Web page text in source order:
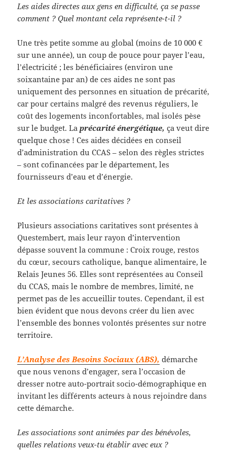
Les aides directes aux gens en difficulté, ça se passe
comment ? Quel montant cela représente-t-il ?
Une très petite somme au global (moins de 10 000 €
sur une année), un coup de pouce pour payer l’eau,
l’électricité ; les bénéficiaires (environ une
soixantaine par an) de ces aides ne sont pas
uniquement des personnes en situation de précarité,
car pour certains malgré des revenus réguliers, le
coût des logements inconfortables, mal isolés pèse
sur le budget. Laprécarité énergétique,ça veut dire
quelque chose ! Ces aides décidées en conseil
d’administration du CCAS – selon des règles strictes
– sont cofinancées par le département, les
fournisseurs d’eau et d’énergie.
Et les associations caritatives ?
Plusieurs associations caritatives sont présentes à
Questembert, mais leur rayon d’intervention
dépasse souvent la commune : Croix rouge, restos
du cœur, secours catholique, banque alimentaire, le
Relais Jeunes 56. Elles sont représentées au Conseil
du CCAS, mais le nombre de membres, limité, ne
permet pas de les accueillir toutes. Cependant, il est
bien évident que nous devons créer du lien avec
l’ensemble des bonnes volontés présentes sur notre
territoire.
L’Analyse des Besoins Sociaux (ABS), démarche
que nous venons d’engager, sera l’occasion de
dresser notre auto-portrait socio-démographique en
invitant les différents acteurs à nous rejoindre dans
cette démarche.
Les associations sont animées par des bénévoles,
quelles relations veux-tu établir avec eux ?